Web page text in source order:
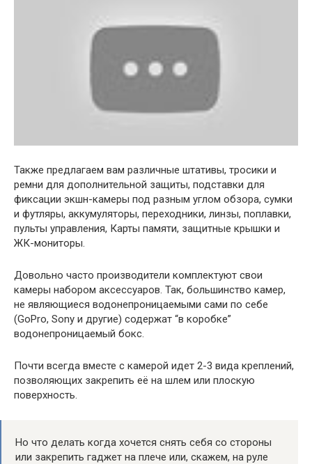
Также предлагаем вам различные штативы, тросики и
ремни для дополнительной защиты, подставки для
фиксации экшн-камеры под разным углом обзора, сумки
и футляры, аккумуляторы, переходники, линзы, поплавки,
пульты управления, Карты памяти, защитные крышки и
ЖК-мониторы.
Довольно часто производители комплектуют свои
камеры набором аксессуаров. Так, большинство камер,
не являющиеся водонепроницаемыми сами по себе
(GoPro, Sony и другие) содержат “в коробке”
водонепроницаемый бокс.
Почти всегда вместе с камерой идет 2-3 вида креплений,
позволяющих закрепить её на шлем или плоскую
поверхность.
Но что делать когда хочется снять себя со стороны
или закрепить гаджет на плече или, скажем, на руле